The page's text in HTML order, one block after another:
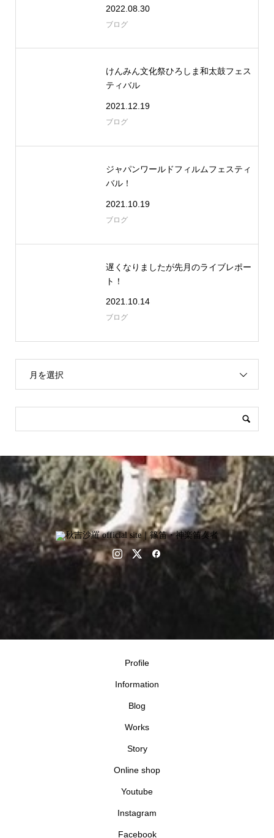
2022.08.30
ブログ
けんみん文化祭ひろしま和太鼓フェス
ティバル
2021.12.19
ブログ
ジャパンワールドフィルムフェスティ
バル！
2021.10.19
ブログ
遅くなりましたが先月のライブレポー
ト！
2021.10.14
ブログ
月を選択
Profile
Information
Blog
Works
Story
Online shop
Youtube
Instagram
Facebook